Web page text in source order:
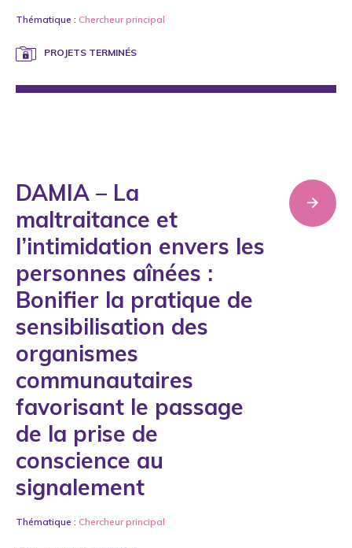
Thématique : Chercheur principal
PROJETS TERMINÉS
DAMIA – La
maltraitance et
l’intimidation envers les
personnes aînées :
Bonifier la pratique de
sensibilisation des
organismes
communautaires
favorisant le passage
de la prise de
conscience au
signalement
Thématique : Chercheur principal